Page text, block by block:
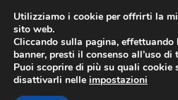
contenuto
Utilizziamo i cookie per offrirti la
sito web.
Cliccando sulla pagina,
banner, presti il consenso all’uso
Puoi scoprire di più su quali cookie
disattivarli nelle impostazioni